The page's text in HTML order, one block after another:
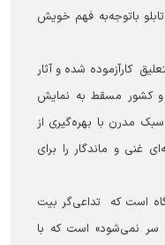
باتوجه‌به فهم خویش
کارآزموده شده و آثار
مشهد و کشور مسقط به نمایش
سبک مدرن با بهره‌گیری از
غنی و ماندگار را برای
است که تداعی‌گر بیت
نمی‌شود» است که با